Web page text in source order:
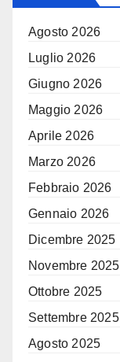
Agosto 2026
Luglio 2026
Giugno 2026
Maggio 2026
Aprile 2026
Marzo 2026
Febbraio 2026
Gennaio 2026
Dicembre 2025
Novembre 2025
Ottobre 2025
Settembre 2025
Agosto 2025